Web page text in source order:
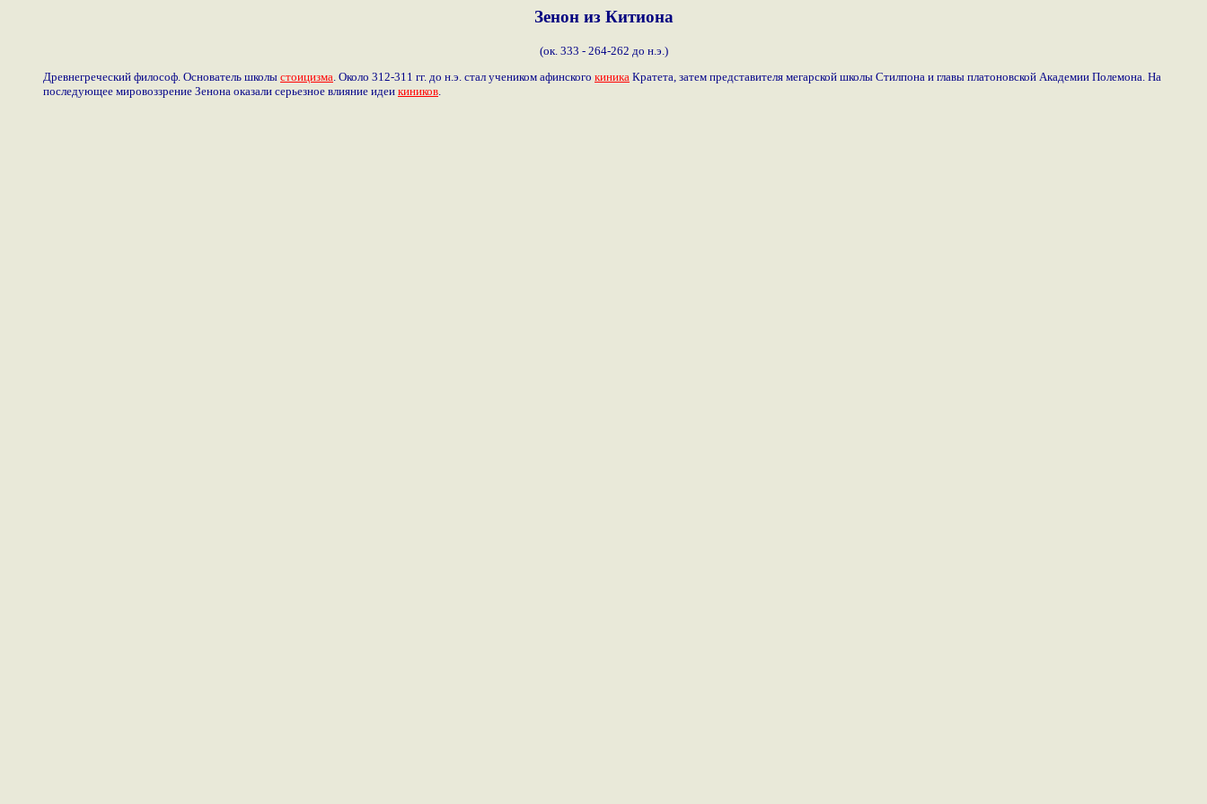
Зенон из Китиона
(ок. 333 - 264-262 до н.э.)
Древнегреческий философ. Основатель школы стоицизма . Около 312-311 гг. до н.э. стал учеником афинского киника Кратета, затем представителя мегарской школы Стилпона и главы платоновской Академии Полемона. На
последующее мировоззрение Зенона оказали серьезное влияние идеи киников